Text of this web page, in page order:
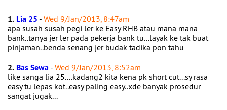
1. Lia 25 - Wed 9/Jan/2013, 8:47am
apa susah susah pegi ler ke Easy RHB atau mana mana
bank..tanya jer ler pada pekerja bank tu...layak ke tak buat
pinjaman..benda senang jer budak tadika pon tahu
2. Bas Sewa - Wed 9/Jan/2013, 8:52am
like sanga lia 25....kadang2 kita kena pk short cut...sy rasa
easy tu lepas kot..easy paling easy..xde banyak prosedur
sangat jugak...